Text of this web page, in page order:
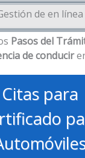
de en línea
Pasos del
de conducir
Citas para